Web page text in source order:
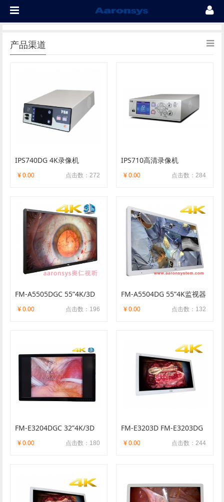
产品渠道
IPS740DG 4K录像机
点击数：272
¥ 0.00
IPS710高清录像机
点击数：284
¥ 0.00
FM-A5505DGC 55”4K/3D
点击数：196
¥ 0.00
FM-A5504DG 55”4K监视器
点击数：132
¥ 0.00
FM-E3204DGC 32”4K/3D
点击数：180
¥ 0.00
FM-E3203D FM-E3203DG
点击数：244
¥ 0.00